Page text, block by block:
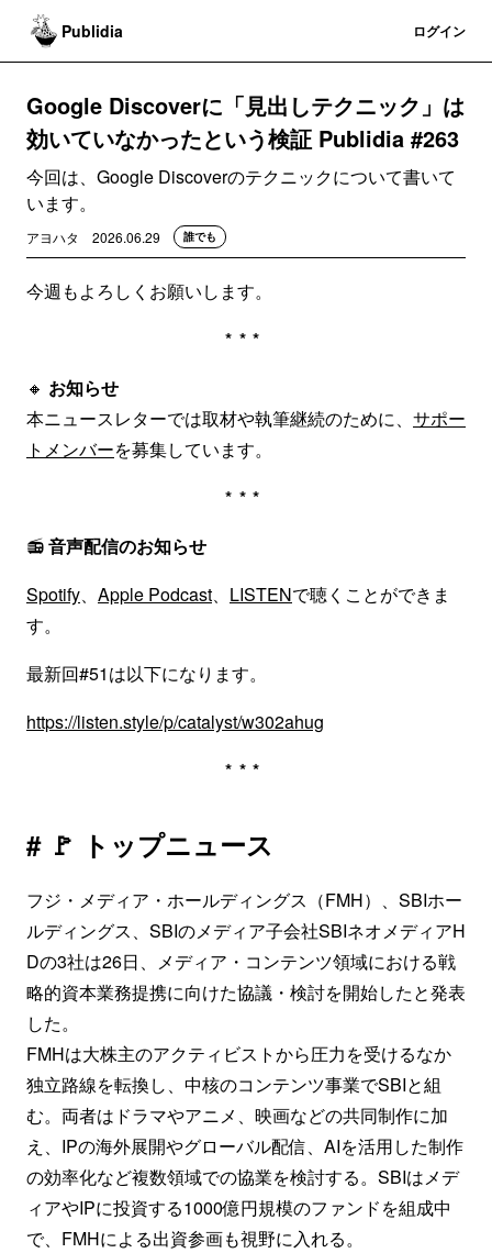
Publidia ログイン
Google Discoverに「見出しテクニック」は
効いていなかったという検証 Publidia #263
今回は、Google Discoverのテクニックについて書いて
います。
アヨハタ 2026.06.29 誰でも
今週もよろしくお願いします。
***
🔸 お知らせ
本ニュースレターでは取材や執筆継続のために、 サポー
トメンバーを募集しています。
***
📻音声配信のお知らせ
Spotify、 Apple Podcast、 LISTENで聴くことができま
す。
最新回#51は以下になります。
https://listen.style/p/catalyst/w302ahug
***
# 🚩 トップニュース
フジ・メディア・ホールディングス（FMH）、SBIホー
ルディングス、SBIのメディア子会社SBIネオメディアH
Dの3社は26日、メディア・コンテンツ領域における戦
略的資本業務提携に向けた協議・検討を開始したと発表
した。
FMHは大株主のアクティビストから圧力を受けるなか
独立路線を転換し、中核のコンテンツ事業でSBIと組
む。両者はドラマやアニメ、映画などの共同制作に加
え、IPの海外展開やグローバル配信、AIを活用した制作
の効率化など複数領域での協業を検討する。SBIはメデ
ィアやIPに投資する1000億円規模のファンドを組成中
で、FMHによる出資参画も視野に入れる。